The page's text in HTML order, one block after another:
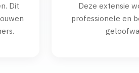
Dit
Deze extensie
professionele en